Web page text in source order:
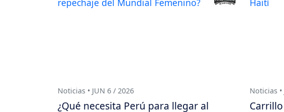
Noticias • JUN 6 / 2026
¿Qué necesita Perú para llegar al
Noticias